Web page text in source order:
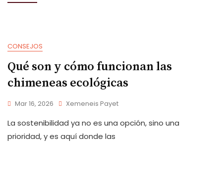
CONSEJOS
Qué son y cómo funcionan las
chimeneas ecológicas
Mar 16, 2026 Xemeneis Payet
La sostenibilidad ya no es una opción, sino una
prioridad, y es aquí donde las